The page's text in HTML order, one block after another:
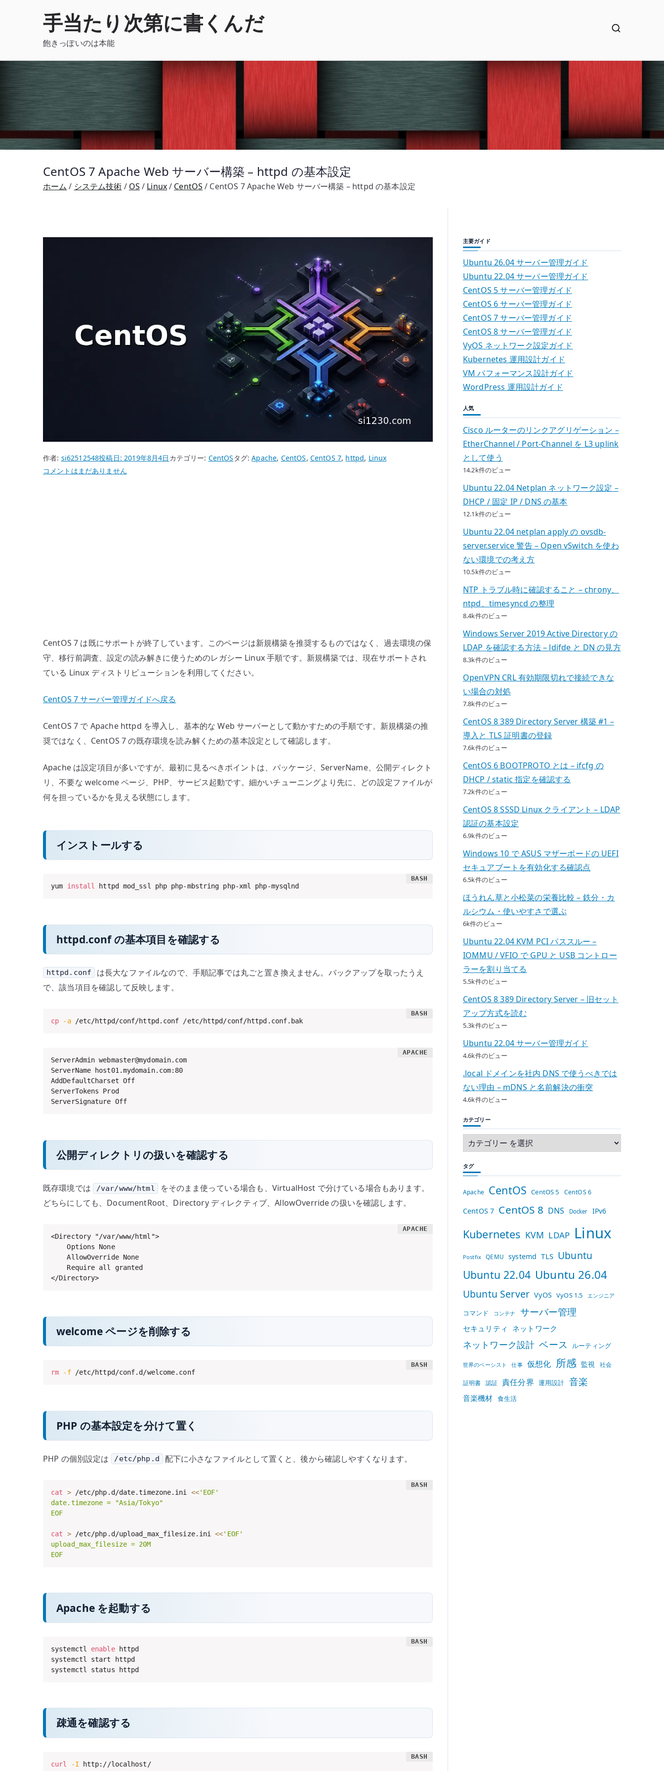
手当たり次第に書くんだ
飽きっぽいのは本能
CentOS 7 Apache Web サーバー構築 – httpd の基本設定
ホーム システム技術 OS Linux CentOS CentOS 7 Apache Web サーバー構築 – httpd の基本設定
作者: si62512548投稿日:2019年8月4日 カテゴリー: CentOS タグ:Apache, CentOS, CentOS 7, httpd, Linux
CentOS
設
定
の
コメントはまだありません
CentOS 7 は既にサポートが終了しています。このページは新規構築を推奨するものではなく、過去環境の保
守、移行前調査、設定の読み解きに使うためのレガシー Linux 手順です。新規構築では、現在サポートされ
ている Linux ディストリビューションを利用してください。
CentOS 7 サーバー管理ガイドへ戻る
CentOS 7 で Apache httpd を導入し、基本的な Web サーバーとして動かすための手順です。新規構築の推
奨ではなく、CentOS 7 の既存環境を読み解くための基本設定として確認します。
Apache は設定項目が多いですが、最初に見るべきポイントは、パッケージ、ServerName、公開ディレクト
リ、不要な welcome ページ、PHP、サービス起動です。細かいチューニングより先に、どの設定ファイルが
何を担っているかを見える状態にします。
インストールする
yum install httpd mod_ssl php php-mbstring php-xml php-mysqlnd
httpd.conf の基本項目を確認する
httpd.conf
は長大なファイルなので、手順記事では丸ごと置き換えません。バックアップを取ったうえ
で、該当項目を確認して反映します。
cp -a /etc/httpd/conf/httpd.conf /etc/httpd/conf/httpd.conf.bak
ServerAdmin webmaster@mydomain.com
ServerName host01.mydomain.com:80
AddDefaultCharset Off
ServerTokens Prod
ServerSignature Off
公開ディレクトリの扱いを確認する
既存環境では /var/www/html
をそのまま使っている場合も、VirtualHost で分けている場合もあります。
どちらにしても、DocumentRoot、Directory ディレクティブ、AllowOverride の扱いを確認します。
<Directory "/var/www/html">
    Options None
    AllowOverride None
    Require all granted
</Directory>
welcome ページを削除する
rm -f /etc/httpd/conf.d/welcome.conf
PHP の基本設定を分けて置く
PHP の個別設定は /etc/php.d 配下に小さなファイルとして置くと、後から確認しやすくなります。
cat > /etc/php.d/date.timezone.ini <<'EOF'
date.timezone = "Asia/Tokyo"
EOF
cat > /etc/php.d/upload_max_filesize.ini <<'EOF'
upload_max_filesize = 20M
EOF
Apache を起動する
systemctl enable httpd
systemctl start httpd
systemctl status httpd
疎通を確認する
curl -I
http://localhost/
主要ガイド
Ubuntu 26.04 サーバー管理ガイド
Ubuntu 22.04 サーバー管理ガイド
CentOS 5 サーバー管理ガイド
CentOS 6 サーバー管理ガイド
CentOS 7 サーバー管理ガイド
CentOS 8 サーバー管理ガイド
VyOS ネットワーク設定ガイド
Kubernetes 運用設計ガイド
VM パフォーマンス設計ガイド
WordPress 運用設計ガイド
人気
Cisco ルーターのリンクアグリゲーション –
EtherChannel / Port-Channel を L3 uplink
として使う
14.2k件のビュー
Ubuntu 22.04 Netplan ネットワーク設定 –
DHCP / 固定 IP / DNS の基本
12.1k件のビュー
Ubuntu 22.04 netplan apply の ovsdb-
server.service 警告 – Open vSwitch を使わ
ない環境での考え方
10.5k件のビュー
NTP トラブル時に確認すること – chrony、
ntpd、timesyncd の整理
8.4k件のビュー
Windows Server 2019 Active Directory の
LDAP を確認する方法 – ldifde と DN の見方
8.3k件のビュー
OpenVPN CRL 有効期限切れで接続できな
い場合の対処
7.8k件のビュー
CentOS 8 389 Directory Server 構築 #1 –
導入と TLS 証明書の登録
7.6k件のビュー
CentOS 6 BOOTPROTO とは – ifcfg の
DHCP / static 指定を確認する
7.2k件のビュー
CentOS 8 SSSD Linux クライアント – LDAP
認証の基本設定
6.9k件のビュー
Windows 10 で ASUS マザーボードの UEFI
セキュアブートを有効化する確認点
6.5k件のビュー
ほうれん草と小松菜の栄養比較 – 鉄分・カ
ルシウム・使いやすさで選ぶ
6k件のビュー
Ubuntu 22.04 KVM PCI パススルー –
IOMMU / VFIO で GPU と USB コントロー
ラーを割り当てる
5.5k件のビュー
CentOS 8 389 Directory Server – 旧セット
アップ方式を読む
5.3k件のビュー
Ubuntu 22.04 サーバー管理ガイド
4.6k件のビュー
.local ドメインを社内 DNS で使うべきでは
ない理由 – mDNS と名前解決の衝突
4.6k件のビュー
カテゴリー
タグ
Apache CentOS CentOS 5 CentOS 6
CentOS 7 CentOS 8 DNS Docker IPv6
Kubernetes KVM LDAP Linux
Postfix QEMU systemd TLS Ubuntu
Ubuntu 22.04 Ubuntu 26.04
Ubuntu Server VyOS VyOS 1.5 エンジニア
コマンド コンテナ サーバー管理
セキュリティ ネットワーク
ネットワーク設計 ベース ルーティング
世界のベーシスト 仕事 仮想化 所感 監視 社会
証明書 認証 責任分界 運用設計 音楽
音楽機材 食生活